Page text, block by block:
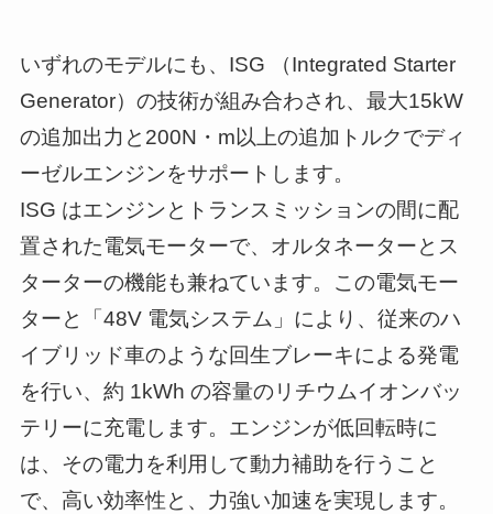
いずれのモデルにも、ISG （Integrated Starter
Generator）の技術が組み合わされ、最大15kW
の追加出力と200N・m以上の追加トルクでディ
ーゼルエンジンをサポートします。
ISG はエンジンとトランスミッションの間に配
置された電気モーターで、オルタネーターとス
ターターの機能も兼ねています。この電気モー
ターと「48V 電気システム」により、従来のハ
イブリッド車のような回生ブレーキによる発電
を行い、約 1kWh の容量のリチウムイオンバッ
テリーに充電します。エンジンが低回転時に
は、その電力を利用して動力補助を行うこと
で、高い効率性と、力強い加速を実現します。